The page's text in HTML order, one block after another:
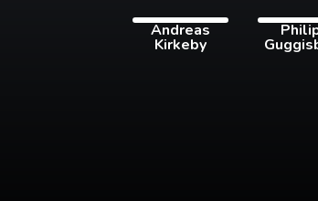
Andreas
Kirkeby